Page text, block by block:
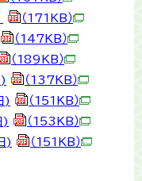
（171KB）
（147KB）
（189KB）
（137KB）
)
（151KB）
)
（153KB）
)
（151KB）